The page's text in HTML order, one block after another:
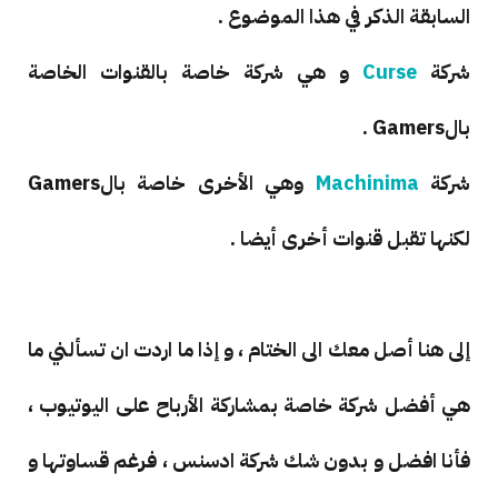
السابقة الذكر في هذا الموضوع .
شركة Curse و هي شركة خاصة بالقنوات الخاصة
بالGamers .
شركة Machinima
وهي الأخرى خاصة بالGamers
لكنها تقبل قنوات أخرى أيضا .
إلى هنا أصل معك الى الختام ، و إذا ما اردت ان تسألني ما
هي أفضل شركة خاصة بمشاركة الأرباح على اليوتيوب ،
فأنا افضل و بدون شك شركة ادسنس ، فرغم قساوتها و